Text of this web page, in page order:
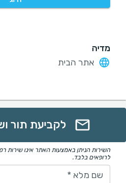
מדיה
אתר הבית
לקביעת תור
השירות הניתן באמצעות האתר אינו שירות
לרופאים בלבד.
שם מלא *